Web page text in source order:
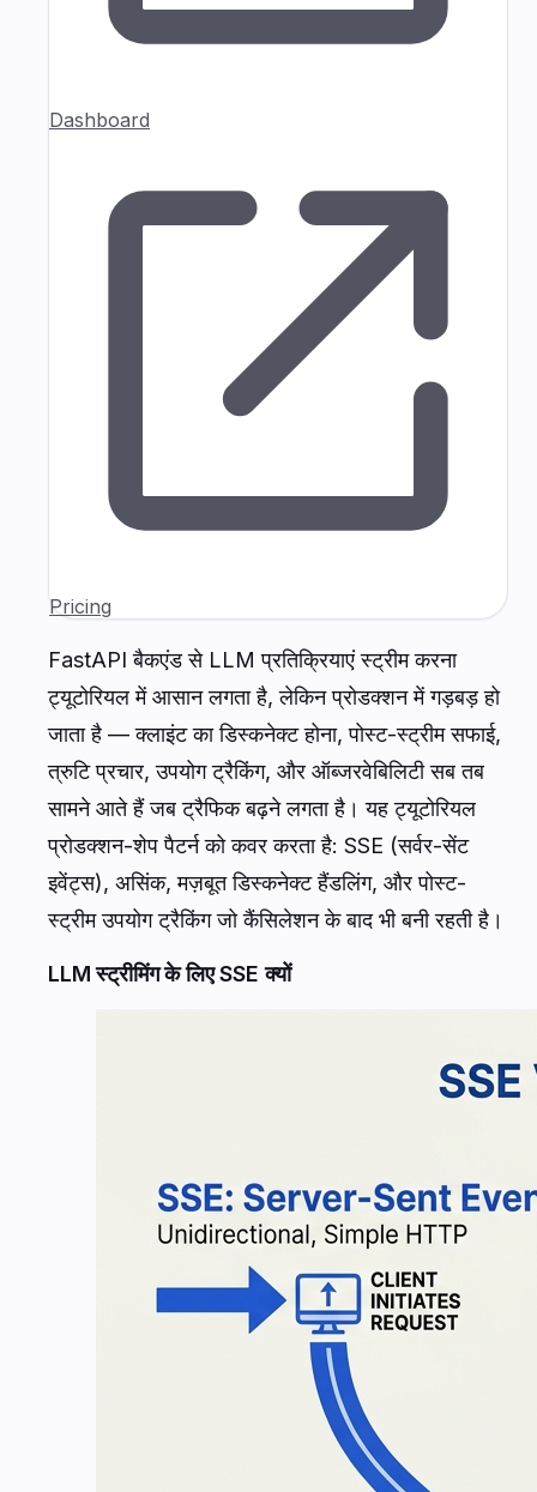
Dashboard
Pricing
FastAPI बैकएंड से LLM प्रतिक्रियाएं स्ट्रीम करना
ट्यूटोरियल में आसान लगता है, लेकिन प्रोडक्शन में गड़बड़ हो
जाता है — क्लाइंट का डिस्कनेक्ट होना, पोस्ट-स्ट्रीम सफाई,
त्रुटि प्रचार, उपयोग ट्रैकिंग, और ऑब्जरवेबिलिटी सब तब
सामने आते हैं जब ट्रैफिक बढ़ने लगता है। यह ट्यूटोरियल
प्रोडक्शन-शेप पैटर्न को कवर करता है: SSE (सर्वर-सेंट
इवेंट्स), असिंक, मज़बूत डिस्कनेक्ट हैंडलिंग, और पोस्ट-
स्ट्रीम उपयोग ट्रैकिंग जो कैंसिलेशन के बाद भी बनी रहती है।
LLM स्ट्रीमिंग के लिए SSE क्यों